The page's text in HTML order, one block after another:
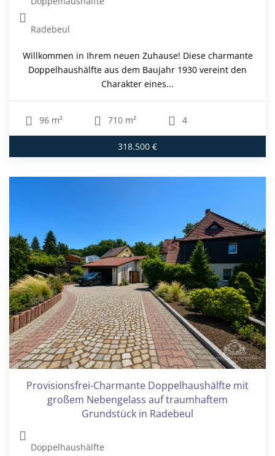
Radebeul
Willkommen in Ihrem neuen Zuhause! Diese charmante
Doppelhaushälfte aus dem Baujahr 1930 vereint den
Charakter eines...
96 m² 710 m² 4
318.500 €
Provisionsfrei-Charmante Doppelhaushälfte mit
großem Nebengelass auf traumhaftem
Grundstück in Radebeul
Doppelhaushälfte